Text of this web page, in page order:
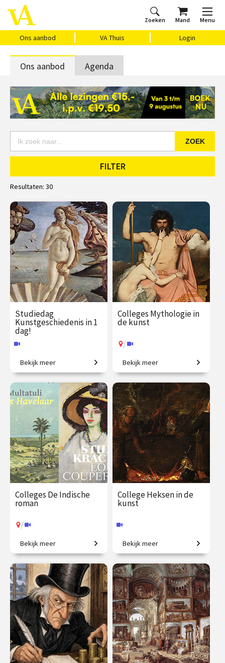
Zoeken Mand Menu
Ons aanbod VA Thuis Login
Home
Ons aanbod
Agenda
VAthuis
Over ons
Vragen?
Cadeaubon
Ons aanbod Agenda
ZOEK
FILTER
Resultaten: 30
Studiedag
Kunstgeschiedenis in 1
dag!
Uitdagende expeditie van
Grieken tot moderne kunst.
€ 65.00
vanaf 13
aug.
Online
Bekijk meer
Colleges Mythologie in
de kunst
/
Griekse en Romeinse goden
bewijzen hun
onsterfelijkheid.
€ 345.00
vanaf 22
sep.
/ Op locatie of online
Bekijk meer
Colleges De Indische
roman
/
Koloniale erfenis in de
moderne Nederlandse
literatuur.
€ 195.00
vanaf 25
jan.
/ Op locatie of online
Bekijk meer
College Heksen in de
kunst
De zondebok op een bezem.
€ 35.00
vanaf 30
okt.
Online
Bekijk meer